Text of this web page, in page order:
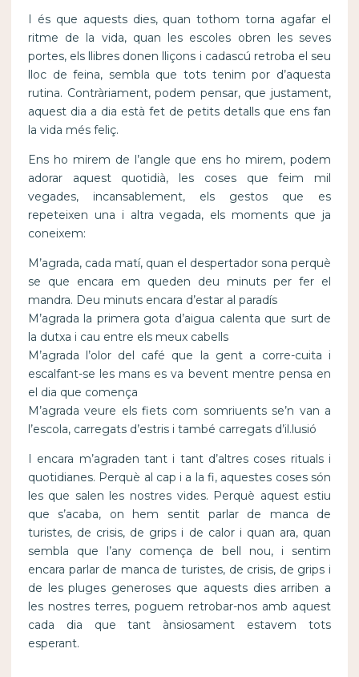
I és que aquests dies, quan tothom torna agafar el
ritme de la vida, quan les escoles obren les seves
portes, els llibres donen lliçons i cadascú retroba el seu
lloc de feina, sembla que tots tenim por d’aquesta
rutina. Contràriament, podem pensar, que justament,
aquest dia a dia està fet de petits detalls que ens fan
la vida més feliç.
Ens ho mirem de l’angle que ens ho mirem, podem
adorar aquest quotidià, les coses que feim mil
vegades, incansablement, els gestos que es
repeteixen una i altra vegada, els moments que ja
coneixem:
M’agrada, cada matí, quan el despertador sona perquè
se que encara em queden deu minuts per fer el
mandra. Deu minuts encara d’estar al paradís
M’agrada la primera gota d’aigua calenta que surt de
la dutxa i cau entre els meux cabells
M’agrada l’olor del café que la gent a corre-cuita i
escalfant-se les mans es va bevent mentre pensa en
el dia que comença
M’agrada veure els fiets com somriuents se’n van a
l’escola, carregats d’estris i també carregats d’il.lusió
I encara m’agraden tant i tant d’altres coses rituals i
quotidianes. Perquè al cap i a la fi, aquestes coses són
les que salen les nostres vides. Perquè aquest estiu
que s’acaba, on hem sentit parlar de manca de
turistes, de crisis, de grips i de calor i quan ara, quan
sembla que l’any comença de bell nou, i sentim
encara parlar de manca de turistes, de crisis, de grips i
de les pluges generoses que aquests dies arriben a
les nostres terres, poguem retrobar-nos amb aquest
cada dia que tant ànsiosament estavem tots
esperant.